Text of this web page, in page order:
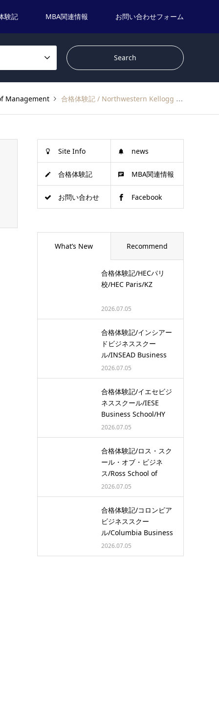
験記 MBA関連情報 お問い合わせフォーム
Management 合格体験記 / Northwestern Kellogg / Northwestern Kellogg Business School/ MC
Site Info news
合格体験記 MBA関連情報
お問い合わせ Facebook
What’s New Recommend
合格体験記/HECパリ
校/HEC Paris/KZ
2026.07.05
合格体験記/インシアー
ドビジネススクー
ル/INSEAD Business
School/…
2026.07.05
合格体験記/イエセビジ
ネススクール/IESE
Business School/HY
2026.07.05
合格体験記/ロス・スク
ール・オブ・ビジネ
ス/Ross School of
Busine…
2026.07.05
合格体験記/コロンビア
ビジネススクー
ル/Columbia Business
School/…
2026.07.05